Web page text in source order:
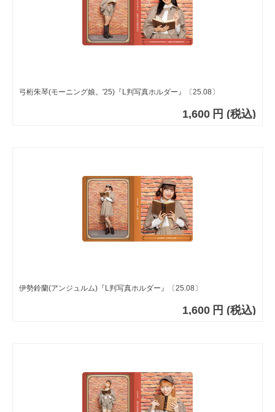
弓桁朱琴(モーニング娘。'25)『L判写真ホルダー』〔25.08〕
1,600 円 (税込)
伊勢鈴蘭(アンジュルム)『L判写真ホルダー』〔25.08〕
1,600 円 (税込)